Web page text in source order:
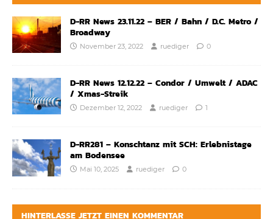
D-RR News 23.11.22 – BER / Bahn / D.C. Metro /
Broadway
November 23, 2022 ruediger 0
D-RR News 12.12.22 – Condor / Umwelt / ADAC
/ Xmas-Streik
Dezember 12, 2022 ruediger 1
D-RR281 – Konschtanz mit SCH: Erlebnistage
am Bodensee
Mai 10, 2025 ruediger 0
HINTERLASSE JETZT EINEN KOMMENTAR